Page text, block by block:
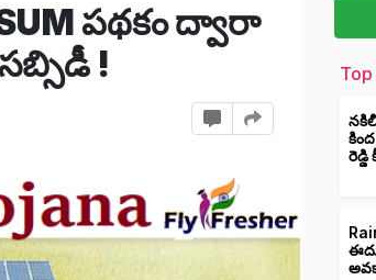
పథకం ద్వారా
!
రెడ్డి